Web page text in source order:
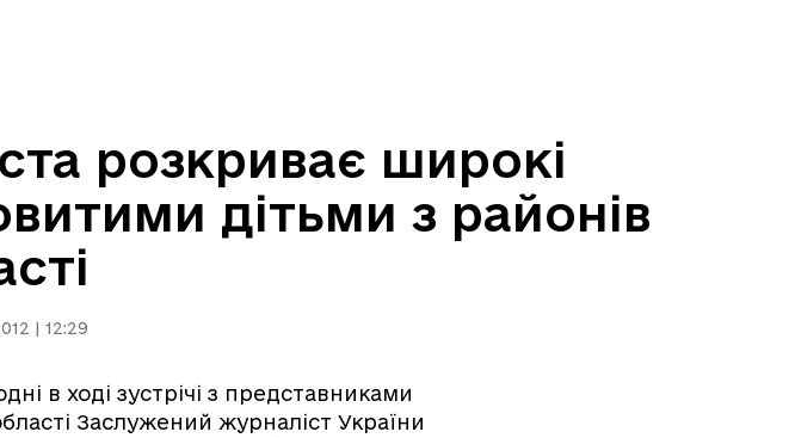
розкриває широкі
дітьми з районів
| 12:29
в ході зустрічі з представниками
Заслужений журналіст України